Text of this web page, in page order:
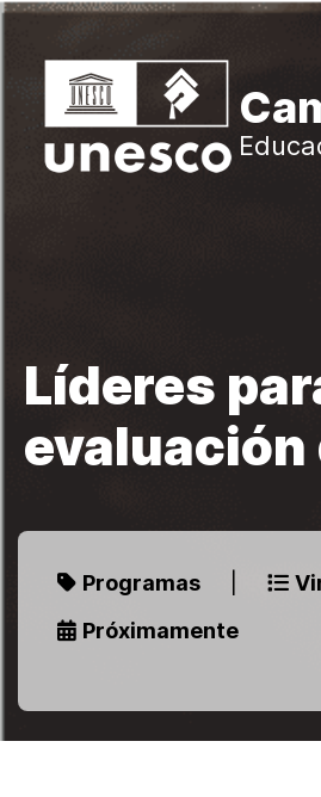
Salta al contenido principal
Líderes
Programas
Próximamente